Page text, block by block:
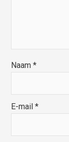
Naam*
E-mail*